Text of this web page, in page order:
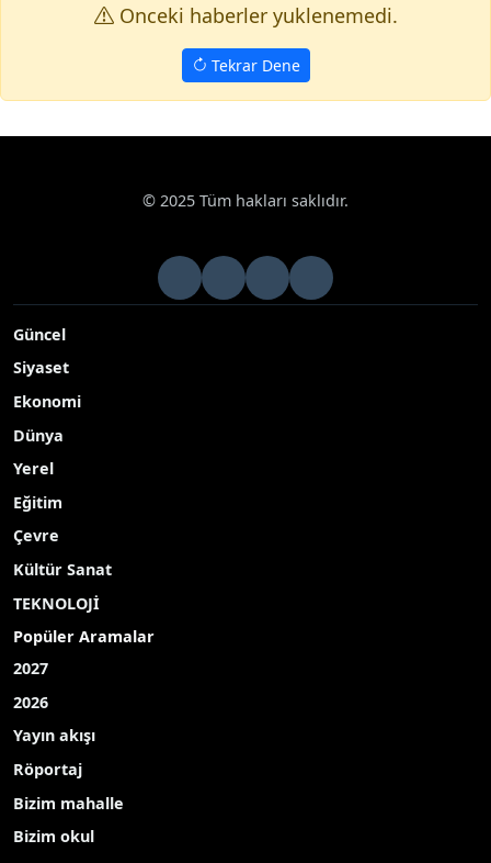
Onceki haberler yuklenemedi.
Tekrar Dene
© 2025 Tüm hakları saklıdır.
Güncel
Siyaset
Ekonomi
Dünya
Yerel
Eğitim
Çevre
Kültür Sanat
TEKNOLOJİ
Popüler Aramalar
2027
2026
Yayın akışı
Röportaj
Bizim mahalle
Bizim okul